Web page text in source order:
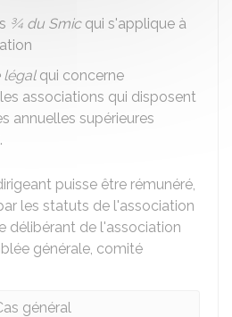
¾ du Smicqui s'applique à
légalqui concerne
associations qui disposent
annuelles supérieures
.
puisse être rémunéré,
les statuts de l'association
délibérant de l'association
générale, comité
général